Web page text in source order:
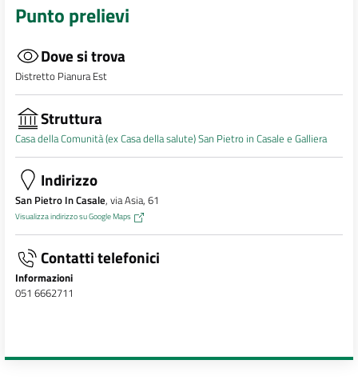
Punto prelievi
Dove si trova
Distretto Pianura Est
Struttura
Casa della Comunità (ex Casa della salute) San Pietro in Casale e Galliera
Indirizzo
San Pietro In Casale, via Asia, 61
Visualizza indirizzo su Google Maps
Contatti telefonici
Informazioni
051 6662711